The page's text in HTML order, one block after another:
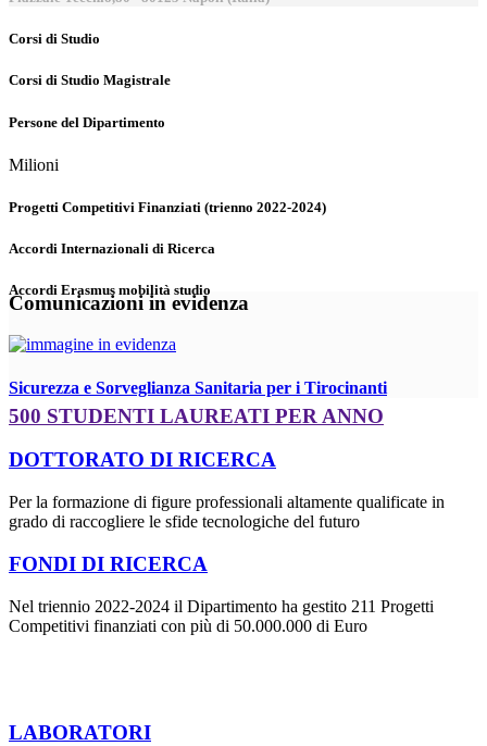
Corsi di Studio
Corsi di Studio Magistrale
Persone del Dipartimento
Milioni
Progetti Competitivi Finanziati (trienno 2022-2024)
Accordi Internazionali di Ricerca
Accordi Erasmus mobilità studio
Comunicazioni in evidenza
Sicurezza e Sorveglianza Sanitaria per i Tirocinanti
500 STUDENTI LAUREATI PER ANNO
DOTTORATO DI RICERCA
Per la formazione di figure professionali altamente qualificate in
grado di raccogliere le sfide tecnologiche del futuro
FONDI DI RICERCA
Nel triennio 2022-2024 il Dipartimento ha gestito 211 Progetti
Competitivi finanziati con più di 50.000.000 di Euro
LABORATORI